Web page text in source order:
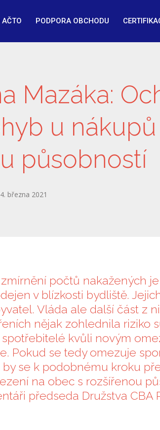
AČTO PODPORA OBCHODU
Mazáka:
u
působností
března 2021
počtů nakažených
v blízkosti bydliště.
Vláda ale další část z
nějak zohlednila riziko
kvůli novým
Pokud se tedy omezuje
se k podobnému kroku
na obec s rozšířenou
předseda Družstva CBA